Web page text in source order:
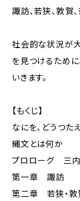
諏訪、若狭、敦
社会的な状況が大
を見つけるために
いきます。
【もくじ】
なにを、どうつた
縄文とは何か
プロローグ 三内
第一章 諏訪
第二章 若狭・敦